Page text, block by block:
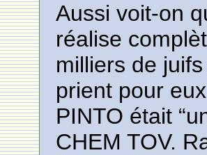
Aussi voit-on
réalise
milliers de
prient pour
PINTO était
CHEM TOV.